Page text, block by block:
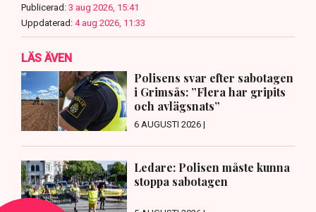
Publicerad: 3 aug 2026, 15:41
Uppdaterad: 4 aug 2026, 11:33
LÄS ÄVEN
Polisens svar efter sabotagen
i Grimsås: ”Flera har gripits
och avlägsnats”
6 AUGUSTI 2026 |
Ledare: Polisen måste kunna
stoppa sabotagen